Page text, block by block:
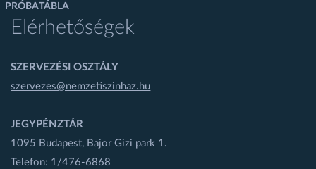
PRÓBATÁBLA
Elérhetőségek
SZERVEZÉSI OSZTÁLY
szervezes@nemzetiszinhaz.hu
JEGYPÉNZTÁR
1095 Budapest, Bajor Gizi park 1.
Telefon: 1/476-6868